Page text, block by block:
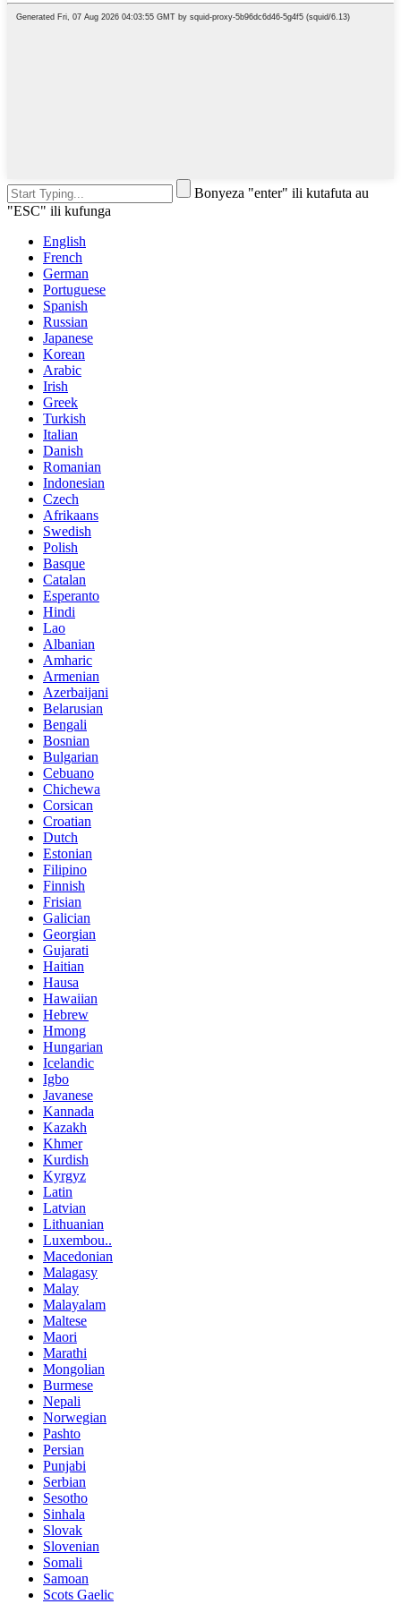
Bonyeza "enter" ili kutafuta au
"ESC" ili kufunga
English
French
German
Portuguese
Spanish
Russian
Japanese
Korean
Arabic
Irish
Greek
Turkish
Italian
Danish
Romanian
Indonesian
Czech
Afrikaans
Swedish
Polish
Basque
Catalan
Esperanto
Hindi
Lao
Albanian
Amharic
Armenian
Azerbaijani
Belarusian
Bengali
Bosnian
Bulgarian
Cebuano
Chichewa
Corsican
Croatian
Dutch
Estonian
Filipino
Finnish
Frisian
Galician
Georgian
Gujarati
Haitian
Hausa
Hawaiian
Hebrew
Hmong
Hungarian
Icelandic
Igbo
Javanese
Kannada
Kazakh
Khmer
Kurdish
Kyrgyz
Latin
Latvian
Lithuanian
Luxembou..
Macedonian
Malagasy
Malay
Malayalam
Maltese
Maori
Marathi
Mongolian
Burmese
Nepali
Norwegian
Pashto
Persian
Punjabi
Serbian
Sesotho
Sinhala
Slovak
Slovenian
Somali
Samoan
Scots Gaelic